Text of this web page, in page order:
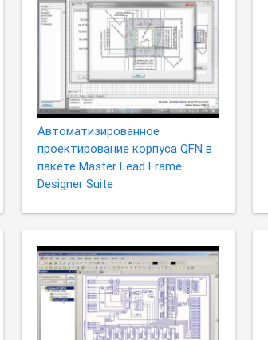
Автоматизированное
проектирование корпуса QFN в
пакете Master Lead Frame
Designer Suite